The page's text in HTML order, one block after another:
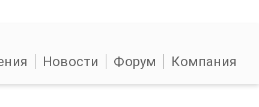
Новости Форум Компания